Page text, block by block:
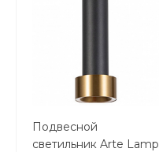
Подвесной
светильник Arte Lamp